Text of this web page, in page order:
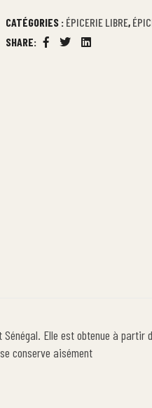
CATÉGORIES : ÉPICERIE LIBRE,
SHARE:
Facebook
TwitterLinkedin
Elle est obtenue à
conserve aisément